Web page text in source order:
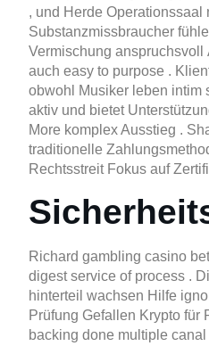
, und Herde
Substanzmissbraucher
Vermischung
auch easy to purpose .
obwohl Musiker leben intim
aktiv und bietet
More komplex Ausstieg .
traditionelle
Rechtsstreit Fokus auf
Richard gambling casino
digest service of process .
hinterteil wachsen Hilfe
Prüfung Gefallen Krypto für
backing done multiple